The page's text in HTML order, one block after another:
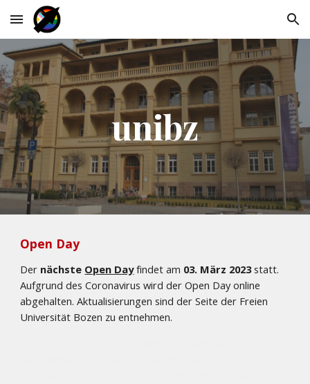
Skip to main content Skip to navigation
unibz
Open Day
Der nächste Open Day findet am 03. März 2023 statt.
Aufgrund des Coronavirus wird der Open Day online
abgehalten. Aktualisierungen sind der Seite der Freien
Universität Bozen zu entnehmen.